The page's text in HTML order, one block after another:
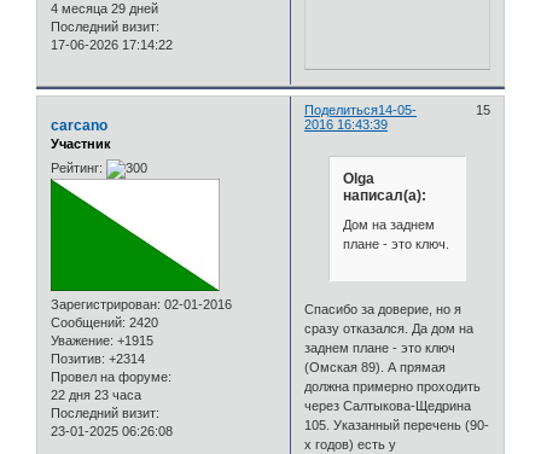
4 месяца 29 дней
Последний визит:
17-06-2026 17:14:22
Поделиться 15
14-05-
2016 16:43:39
carcano
Участник
Рейтинг:
Зарегистрирован: 02-01-2016
Сообщений: 2420
Уважение: +1915
Позитив: +2314
Провел на форуме:
22 дня 23 часа
Последний визит:
23-01-2025 06:26:08
Olga
написал(а):
Дом на заднем
плане - это ключ.
Спасибо за доверие, но я
сразу отказался. Да дом на
заднем плане - это ключ
(Омская 89). А прямая
должна примерно проходить
через Салтыкова-Щедрина
105. Указанный перечень (90-
х годов) есть у